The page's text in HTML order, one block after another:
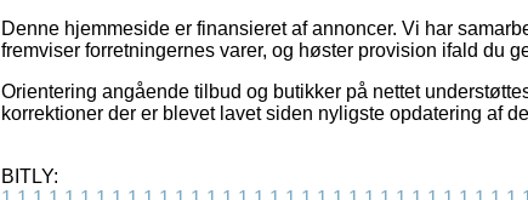
Denne hjemmeside er finansieret af annoncer. Vi har
fremviser forretningernes varer, og høster provision ifald du
Orientering angående tilbud og butikker på nettet
korrektioner der er blevet lavet siden nyligste opdatering af
BITLY: